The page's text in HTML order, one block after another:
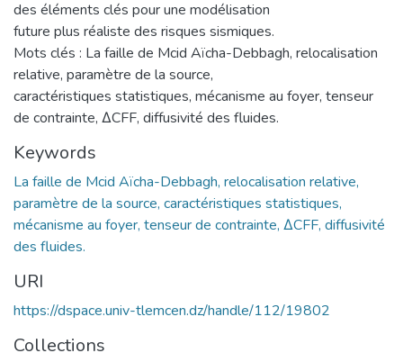
des éléments clés pour une modélisation
future plus réaliste des risques sismiques.
Mots clés : La faille de Mcid Aïcha-Debbagh, relocalisation
relative, paramètre de la source,
caractéristiques statistiques, mécanisme au foyer, tenseur
de contrainte, ∆CFF, diffusivité des fluides.
Keywords
La faille de Mcid Aïcha-Debbagh, relocalisation relative,
paramètre de la source, caractéristiques statistiques,
mécanisme au foyer, tenseur de contrainte, ∆CFF, diffusivité
des fluides.
URI
https://dspace.univ-tlemcen.dz/handle/112/19802
Collections